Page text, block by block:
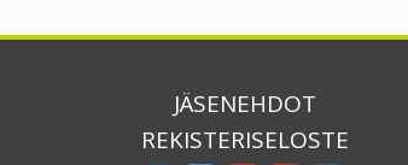
JÄSENEHDOT
REKISTERISELOSTE